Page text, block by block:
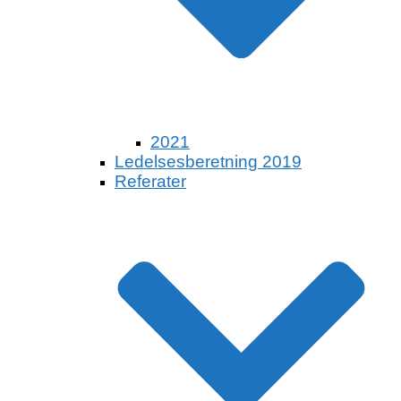
2021
Ledelsesberetning 2019
Referater